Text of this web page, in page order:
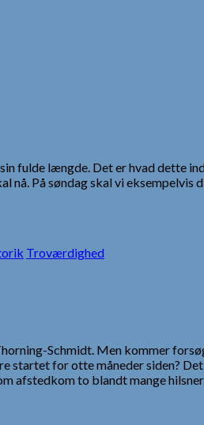
fulde længde. Det er hvad dette
På søndag skal vi eksempelvis
Troværdighed
Schmidt. Men kommer
for otte måneder siden?
to blandt mange